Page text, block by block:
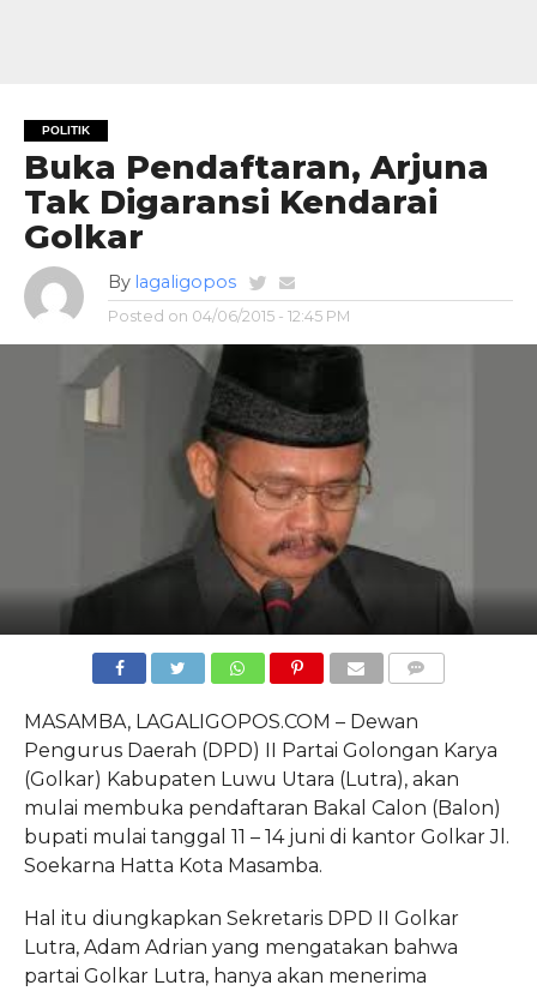
POLITIK
Buka Pendaftaran, Arjuna
Tak Digaransi Kendarai
Golkar
By lagaligopos
Posted on 04/06/2015 - 12:45 PM
MASAMBA, LAGALIGOPOS.COM – Dewan
Pengurus Daerah (DPD) II Partai Golongan Karya
(Golkar) Kabupaten Luwu Utara (Lutra), akan
mulai membuka pendaftaran Bakal Calon (Balon)
bupati mulai tanggal 11 – 14 juni di kantor Golkar Jl.
Soekarna Hatta Kota Masamba.
Hal itu diungkapkan Sekretaris DPD II Golkar
Lutra, Adam Adrian yang mengatakan bahwa
partai Golkar Lutra, hanya akan menerima